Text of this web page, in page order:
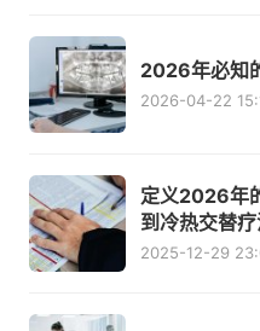
2026年必知
2026-04-22
定义2026年
到冷热交替
2025-12-29